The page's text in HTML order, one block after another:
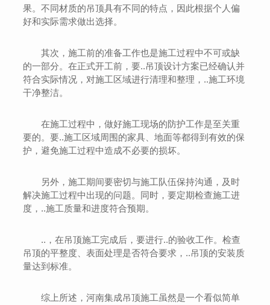
果。不同材质的吊顶具有不同的特点，因此根据个人偏
好和实际需求做出选择。
其次，施工前的准备工作也是施工过程中不可或缺
的一部分。在正式开工前，要..吊顶设计方案已经确认并
符合实际情况，对施工区域进行清理和整理，..施工环境
干净整洁。
在施工过程中，做好施工现场的防护工作是至关重
要的。要..施工区域周围的家具、地面等都得到有效的保
护，避免施工过程中造成不必要的损坏。
另外，施工期间要密切与施工队伍保持沟通，及时
解决施工过程中出现的问题。同时，要定期检查施工进
度，..施工质量和进度符合预期。
..，在吊顶施工完成后，要进行..的验收工作。检查
吊顶的平整度、表面处理是否符合要求，..吊顶的安装质
量达到标准。
综上所述，河南集成吊顶施工虽然是一个看似简单